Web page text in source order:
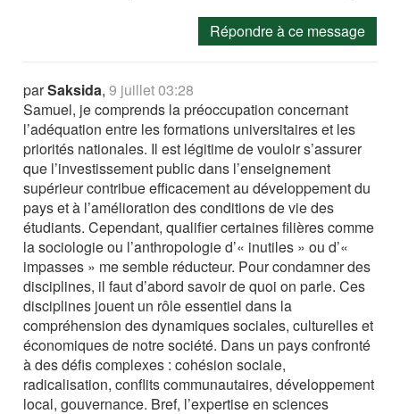
Répondre à ce message
parSaksida,9 juillet 03:28
Samuel, je comprends la préoccupation concernant
l’adéquation entre les formations universitaires et les
priorités nationales. Il est légitime de vouloir s’assurer
que l’investissement public dans l’enseignement
supérieur contribue efficacement au développement du
pays et à l’amélioration des conditions de vie des
étudiants. Cependant, qualifier certaines filières comme
la sociologie ou l’anthropologie d’« inutiles » ou d’«
impasses » me semble réducteur. Pour condamner des
disciplines, il faut d’abord savoir de quoi on parle. Ces
disciplines jouent un rôle essentiel dans la
compréhension des dynamiques sociales, culturelles et
économiques de notre société. Dans un pays confronté
à des défis complexes : cohésion sociale,
radicalisation, conflits communautaires, développement
local, gouvernance. Bref, l’expertise en sciences